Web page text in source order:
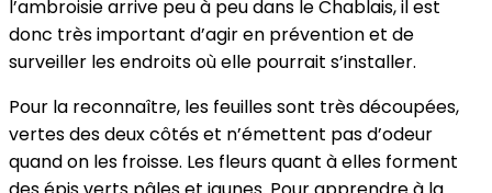
l’ambroisie arrive peu à peu dans le Chablais, il est
donc très important d’agir en prévention et de
surveiller les endroits où elle pourrait s’installer.
Pour la reconnaître, les feuilles sont très découpées,
vertes des deux côtés et n’émettent pas d’odeur
quand on les froisse. Les fleurs quant à elles forment